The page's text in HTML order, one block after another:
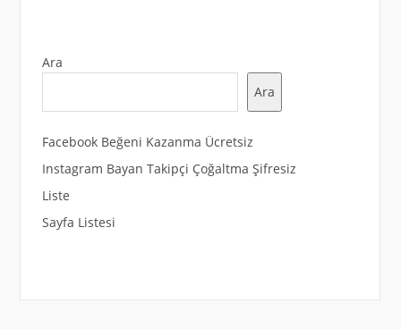
Ara
Ara
Facebook Beğeni Kazanma Ücretsiz
Instagram Bayan Takipçi Çoğaltma Şifresiz
Liste
Sayfa Listesi